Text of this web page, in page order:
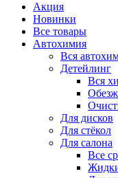
Акция
Новинки
Все товары
Автохимия
Вся
Детейлинг
Вся
Для дисков
Для стёкол
Для салона
Все